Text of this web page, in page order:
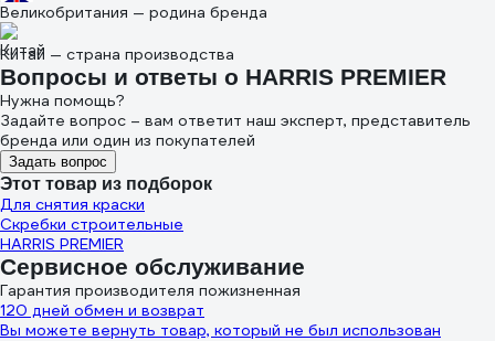
Великобритания — родина бренда
Китай — страна производства
Вопросы и ответы о HARRIS PREMIER
Нужна помощь?
Задайте вопрос – вам ответит наш эксперт, представитель
бренда или один из покупателей
Задать вопрос
Этот товар из подборок
Для снятия краски
Скребки строительные
HARRIS PREMIER
Сервисное обслуживание
Гарантия производителя пожизненная
120 дней обмен и возврат
Вы можете вернуть товар, который не был использован